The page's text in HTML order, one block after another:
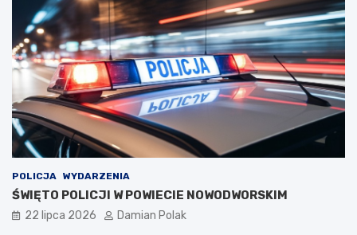
POLICJA WYDARZENIA
ŚWIĘTO POLICJI W POWIECIE NOWODWORSKIM
22 lipca 2026 Damian Polak